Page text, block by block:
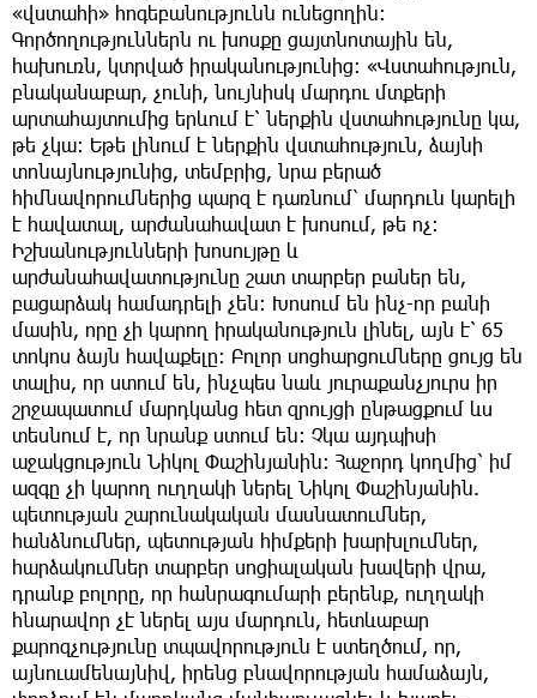
«վստահի» հոգեբանությունն ունեցողին։
Գործողություններն ու խոսքը ցայտնոտային են,
հախուռն, կտրված իրականությունից։ «Վստահություն,
բնականաբար, չունի, նույնիսկ մարդու մտքերի
արտահայտումից երևում է՝ ներքին վստահությունը կա,
թե չկա։ Եթե լինում է ներքին վստահություն, ձայնի
տոնայնությունից, տեմբրից, նրա բերած
հիմնավորումներից պարզ է դառնում՝ մարդուն կարելի
է հավատալ, արժանահավատ է խոսում, թե ոչ։
Իշխանությունների խոսույթը և
արժանահավատությունը շատ տարբեր բաներ են,
բացարձակ համադրելի չեն։ Խոսում են ինչ-որ բանի
մասին, որը չի կարող իրականություն լինել, այն է՝ 65
տոկոս ձայն հավաքելը։ Բոլոր սոցհարցումները ցույց են
տալիս, որ ստում են, ինչպես նաև յուրաքանչյուրս իր
շրջապատում մարդկանց հետ զրույցի ընթացքում ևս
տեսնում է, որ նրանք ստում են։ Չկա այդպիսի
աջակցություն Նիկոլ Փաշինյանին։ Հաջորդ կողմից՝ իմ
ազգը չի կարող ուղղակի ներել Նիկոլ Փաշինյանին.
պետության շարունակական մասնատումներ,
հանձնումներ, պետության հիմքերի խարխլումներ,
հարձակումներ տարբեր սոցիալական խավերի վրա,
դրանք բոլորը, որ հանրագումարի բերենք, ուղղակի
հնարավոր չէ ներել այս մարդուն, հետևաբար
քարոզչությունը տպավորություն է ստեղծում, որ,
այնուամենայնիվ, իրենց բնավորության համաձայն,